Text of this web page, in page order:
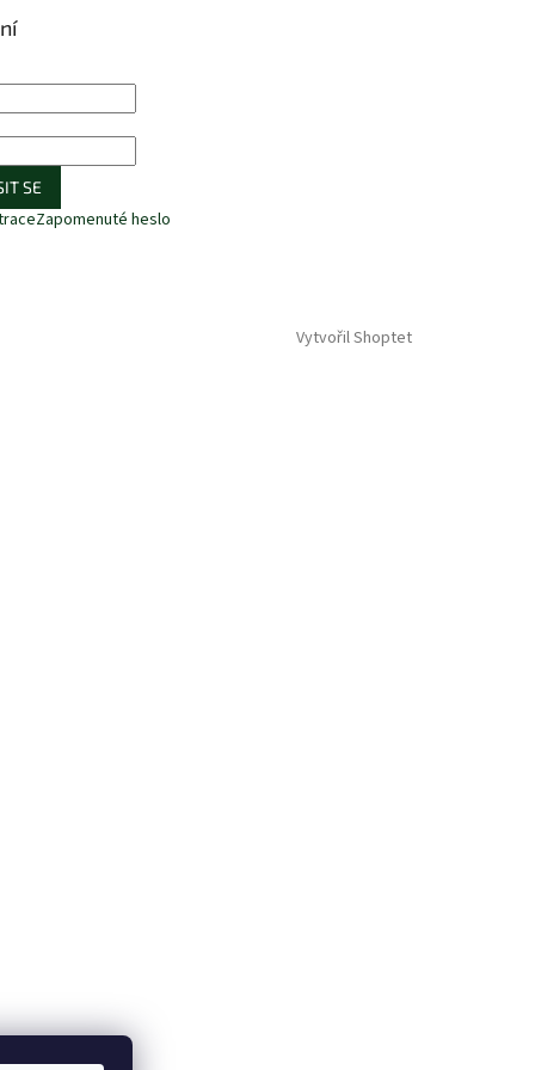
SE
Zapomenuté heslo
Vytvořil Shoptet